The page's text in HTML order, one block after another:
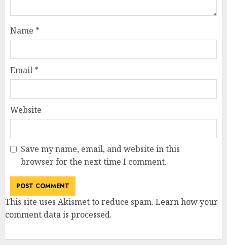
Name *
Email *
Website
Save my name, email, and website in this
browser for the next time I comment.
This site uses Akismet to reduce spam. Learn how your
comment data is processed.